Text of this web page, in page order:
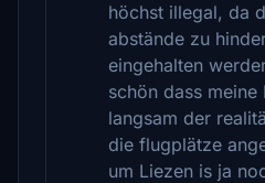
höchst illegal, da
abstände zu
eingehalten
schön dass
langsam der
die flugplätze
um Liezen is ja